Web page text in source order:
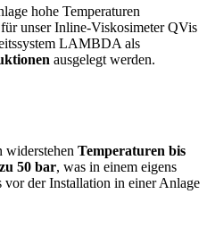
hohe Temperaturen
unser Inline-Viskosimeter QVis
LAMBDA als
ausgelegt werden.
widerstehen Temperaturen bis
50 bar, was in einem eigens
der Installation in einer Anlage